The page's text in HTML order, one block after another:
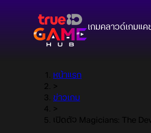
เกมคลาวด์เกมแค
หน้าแรก
>
ข่าวเกม
>
เปิดตัว Magicians: The